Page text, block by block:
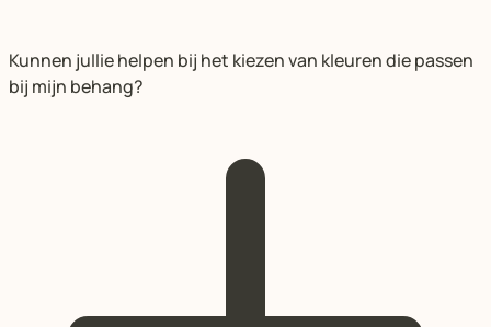
Kunnen jullie helpen bij het kiezen van kleuren die passen
bij mijn behang?